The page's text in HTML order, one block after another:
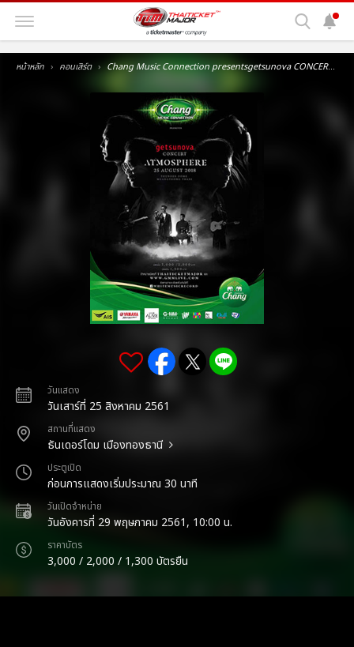
หน้าหลัก คอนเสิร์ต Chang Music Connection presentsgetsunova CONCERT ATMOSPHERE
วันแสดง
วันเสาร์ที่ 25 สิงหาคม 2561
สถานที่แสดง
ธันเดอร์โดม เมืองทองธานี
ประตูเปิด
ก่อนการแสดงเริ่มประมาณ 30 นาที
วันเปิดจำหน่าย
วันอังคารที่ 29 พฤษภาคม 2561, 10:00 น.
ราคาบัตร
3,000 / 2,000 / 1,300 บัตรยืน